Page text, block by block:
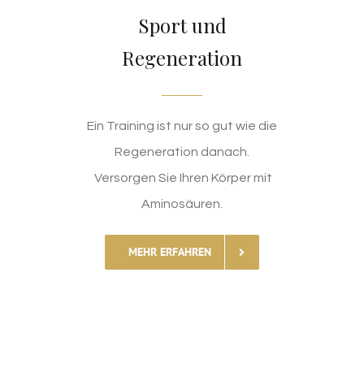
Sport und
Regeneration
Ein Training ist nur so gut wie die
Regeneration danach.
Versorgen Sie Ihren Körper mit
Aminosäuren.
MEHR ERFAHREN